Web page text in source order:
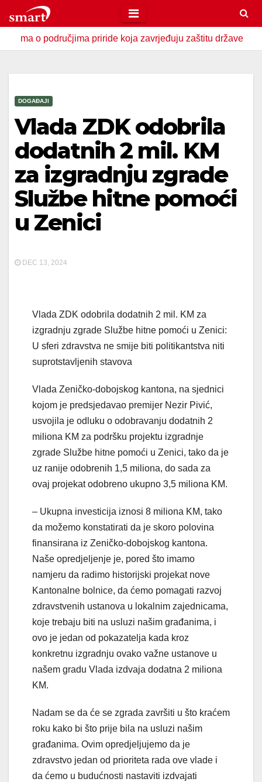
to
content
priride koja zavrjeđuju zaštitu države U
DOGAĐAJI
Vlada ZDK odobrila
dodatnih 2 mil. KM
za izgradnju zgrade
Službe hitne pomoći
u Zenici
DEC 13, 2024
Vlada ZDK odobrila dodatnih 2 mil. KM za
izgradnju zgrade Službe hitne pomoći u Zenici:
U sferi zdravstva ne smije biti politikantstva niti
suprotstavljenih stavova
Vlada Zeničko-dobojskog kantona, na sjednici
kojom je predsjedavao premijer Nezir Pivić,
usvojila je odluku o odobravanju dodatnih 2
miliona KM za podršku projektu izgradnje
zgrade Službe hitne pomoći u Zenici, tako da je
uz ranije odobrenih 1,5 miliona, do sada za
ovaj projekat odobreno ukupno 3,5 miliona KM.
– Ukupna investicija iznosi 8 miliona KM, tako
da možemo konstatirati da je skoro polovina
finansirana iz Zeničko-dobojskog kantona.
Naše opredjeljenje je, pored što imamo
namjeru da radimo historijski projekat nove
Kantonalne bolnice, da ćemo pomagati razvoj
zdravstvenih ustanova u lokalnim zajednicama,
koje trebaju biti na usluzi našim građanima, i
ovo je jedan od pokazatelja kada kroz
konkretnu izgradnju ovako važne ustanove u
našem gradu Vlada izdvaja dodatna 2 miliona
KM.
Nadam se da će se zgrada završiti u što kraćem
roku kako bi što prije bila na usluzi našim
građanima. Ovim opredjeljujemo da je
zdravstvo jedan od prioriteta rada ove vlade i
da ćemo u budućnosti nastaviti izdvajati